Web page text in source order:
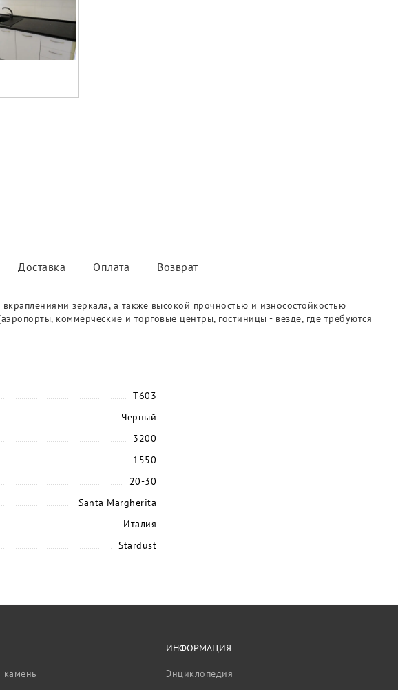
Доставка Оплата Возврат
зеркала, а также высокой прочностью и износостойкостью
коммерческие и торговые центры, гостиницы - везде, где требуются
T603
Черный
3200
1550
20-30
Santa Margherita
Италия
Stardust
камень
ИНФОРМАЦИЯ
Энциклопедия